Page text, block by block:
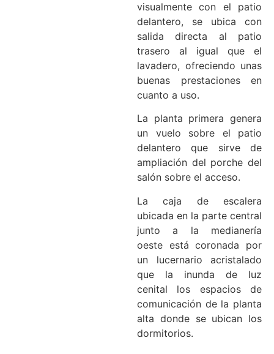
visualmente con el patio
delantero, se ubica con
salida directa al patio
trasero al igual que el
lavadero, ofreciendo unas
buenas prestaciones en
cuanto a uso.
La planta primera genera
un vuelo sobre el patio
delantero que sirve de
ampliación del porche del
salón sobre el acceso.
La caja de escalera
ubicada en la parte central
junto a la medianería
oeste está coronada por
un lucernario acristalado
que la inunda de luz
cenital los espacios de
comunicación de la planta
alta donde se ubican los
dormitorios.